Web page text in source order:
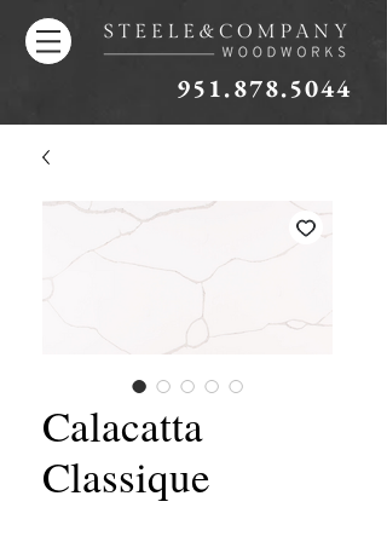
951.878.5044
Calacatta
Classique